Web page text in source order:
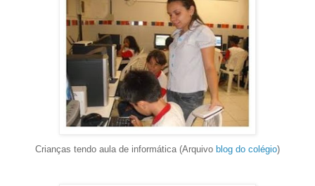
Crianças tendo aula de informática (Arquivo blog do colégio)